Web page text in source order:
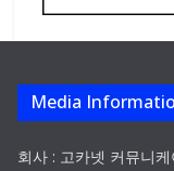
Media
회사 : 고카넷 커뮤니